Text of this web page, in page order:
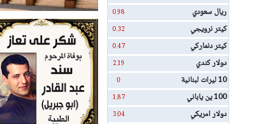
ريال سعودي 0.98
كيتر نرويجي 0.32
كيتر دنماركي 0.47
دولار كندي 2.19
10 ليرات لبنانية 0
100 ين ياباني 1.87
دولار امريكي 3.04